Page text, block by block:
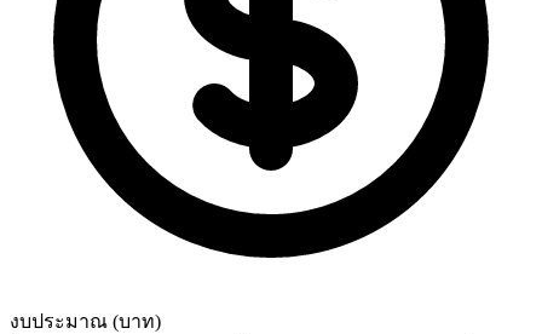
งบประมาณ (บาท)